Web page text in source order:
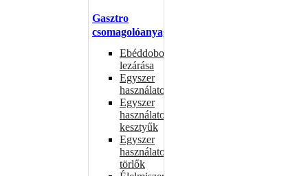
Gasztro
csomagolóanyagok
Ebéddobozok
lezárása
Egyszer
használatos
Egyszer
használatos
kesztyűk
Egyszer
használatos
törlők